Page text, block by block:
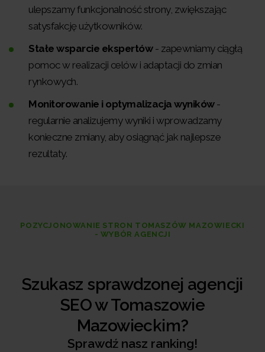
ulepszamy funkcjonalność strony, zwiększając
satysfakcję użytkowników.
Stałe wsparcie ekspertów- zapewniamy ciągłą
pomoc w realizacji celów i adaptacji do zmian
rynkowych.
Monitorowanie i optymalizacja wyników-
regularnie analizujemy wyniki i wprowadzamy
konieczne zmiany, aby osiągnąć jak najlepsze
rezultaty.
POZYCJONOWANIE STRON TOMASZÓW MAZOWIECKI
- WYBÓR AGENCJI
Szukasz sprawdzonej agencji
SEO w Tomaszowie
Mazowieckim?
Sprawdź nasz ranking!